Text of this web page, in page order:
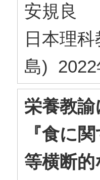
安規良
日本理
島)
栄養教
『食に
等横断